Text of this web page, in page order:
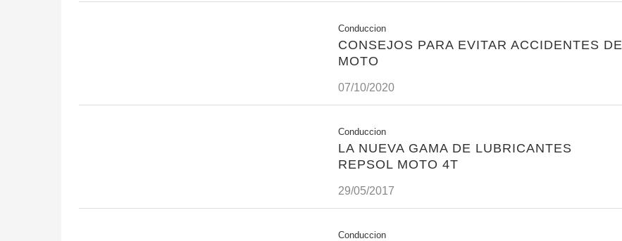
Conduccion
CONSEJOS PARA EVITAR ACCIDENTES DE
MOTO
07/10/2020
Conduccion
LA NUEVA GAMA DE LUBRICANTES
REPSOL MOTO 4T
29/05/2017
Conduccion